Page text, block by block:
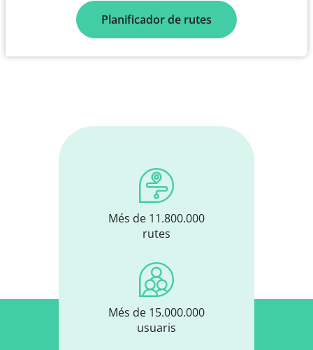
Planificador de rutes
Més de 11.800.000
rutes
Més de 15.000.000
usuaris